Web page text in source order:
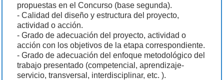
propuestas en el Concurso (base segunda).
- Calidad del diseño y estructura del proyecto,
actividad o acción.
- Grado de adecuación del proyecto, actividad o
acción con los objetivos de la etapa correspondiente.
- Grado de adecuación del enfoque metodológico del
trabajo presentado (competencial, aprendizaje-
servicio, transversal, interdisciplinar, etc. ).